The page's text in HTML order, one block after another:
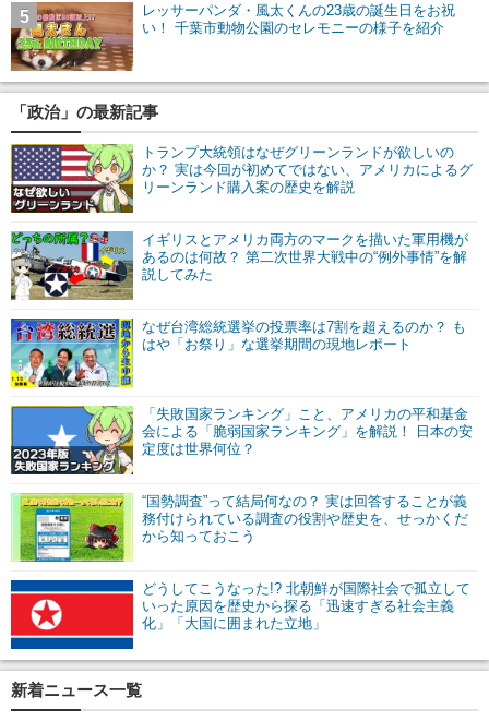
レッサーパンダ・風太くんの23歳の誕生日をお祝
い！ 千葉市動物公園のセレモニーの様子を紹介
5
「政治」の最新記事
トランプ大統領はなぜグリーンランドが欲しいの
か？ 実は今回が初めてではない、アメリカによるグ
リーンランド購入案の歴史を解説
イギリスとアメリカ両方のマークを描いた軍用機が
あるのは何故？ 第二次世界大戦中の“例外事情”を解
説してみた
なぜ台湾総統選挙の投票率は7割を超えるのか？ も
はや「お祭り」な選挙期間の現地レポート
「失敗国家ランキング」こと、アメリカの平和基金
会による「脆弱国家ランキング」を解説！ 日本の安
定度は世界何位？
“国勢調査”って結局何なの？ 実は回答することが義
務付けられている調査の役割や歴史を、せっかくだ
から知っておこう
どうしてこうなった!? 北朝鮮が国際社会で孤立して
いった原因を歴史から探る「迅速すぎる社会主義
化」「大国に囲まれた立地」
新着ニュース一覧